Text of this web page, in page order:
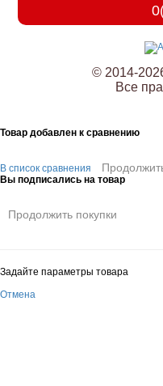
© 2014-
Все
Товар добавлен к сравнению
В список сравнения
Вы подписались на товар
Продолжить покупки
Задайте параметры товара
Отмена